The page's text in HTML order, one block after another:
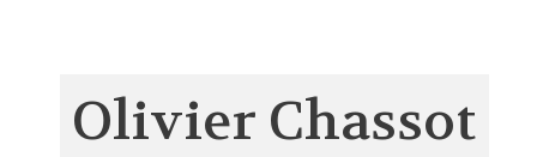
Olivier Chassot